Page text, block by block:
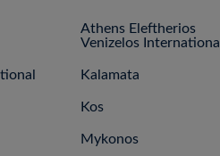
Athens Eleftherios
Venizelos International
Kalamata
Kos
Mykonos